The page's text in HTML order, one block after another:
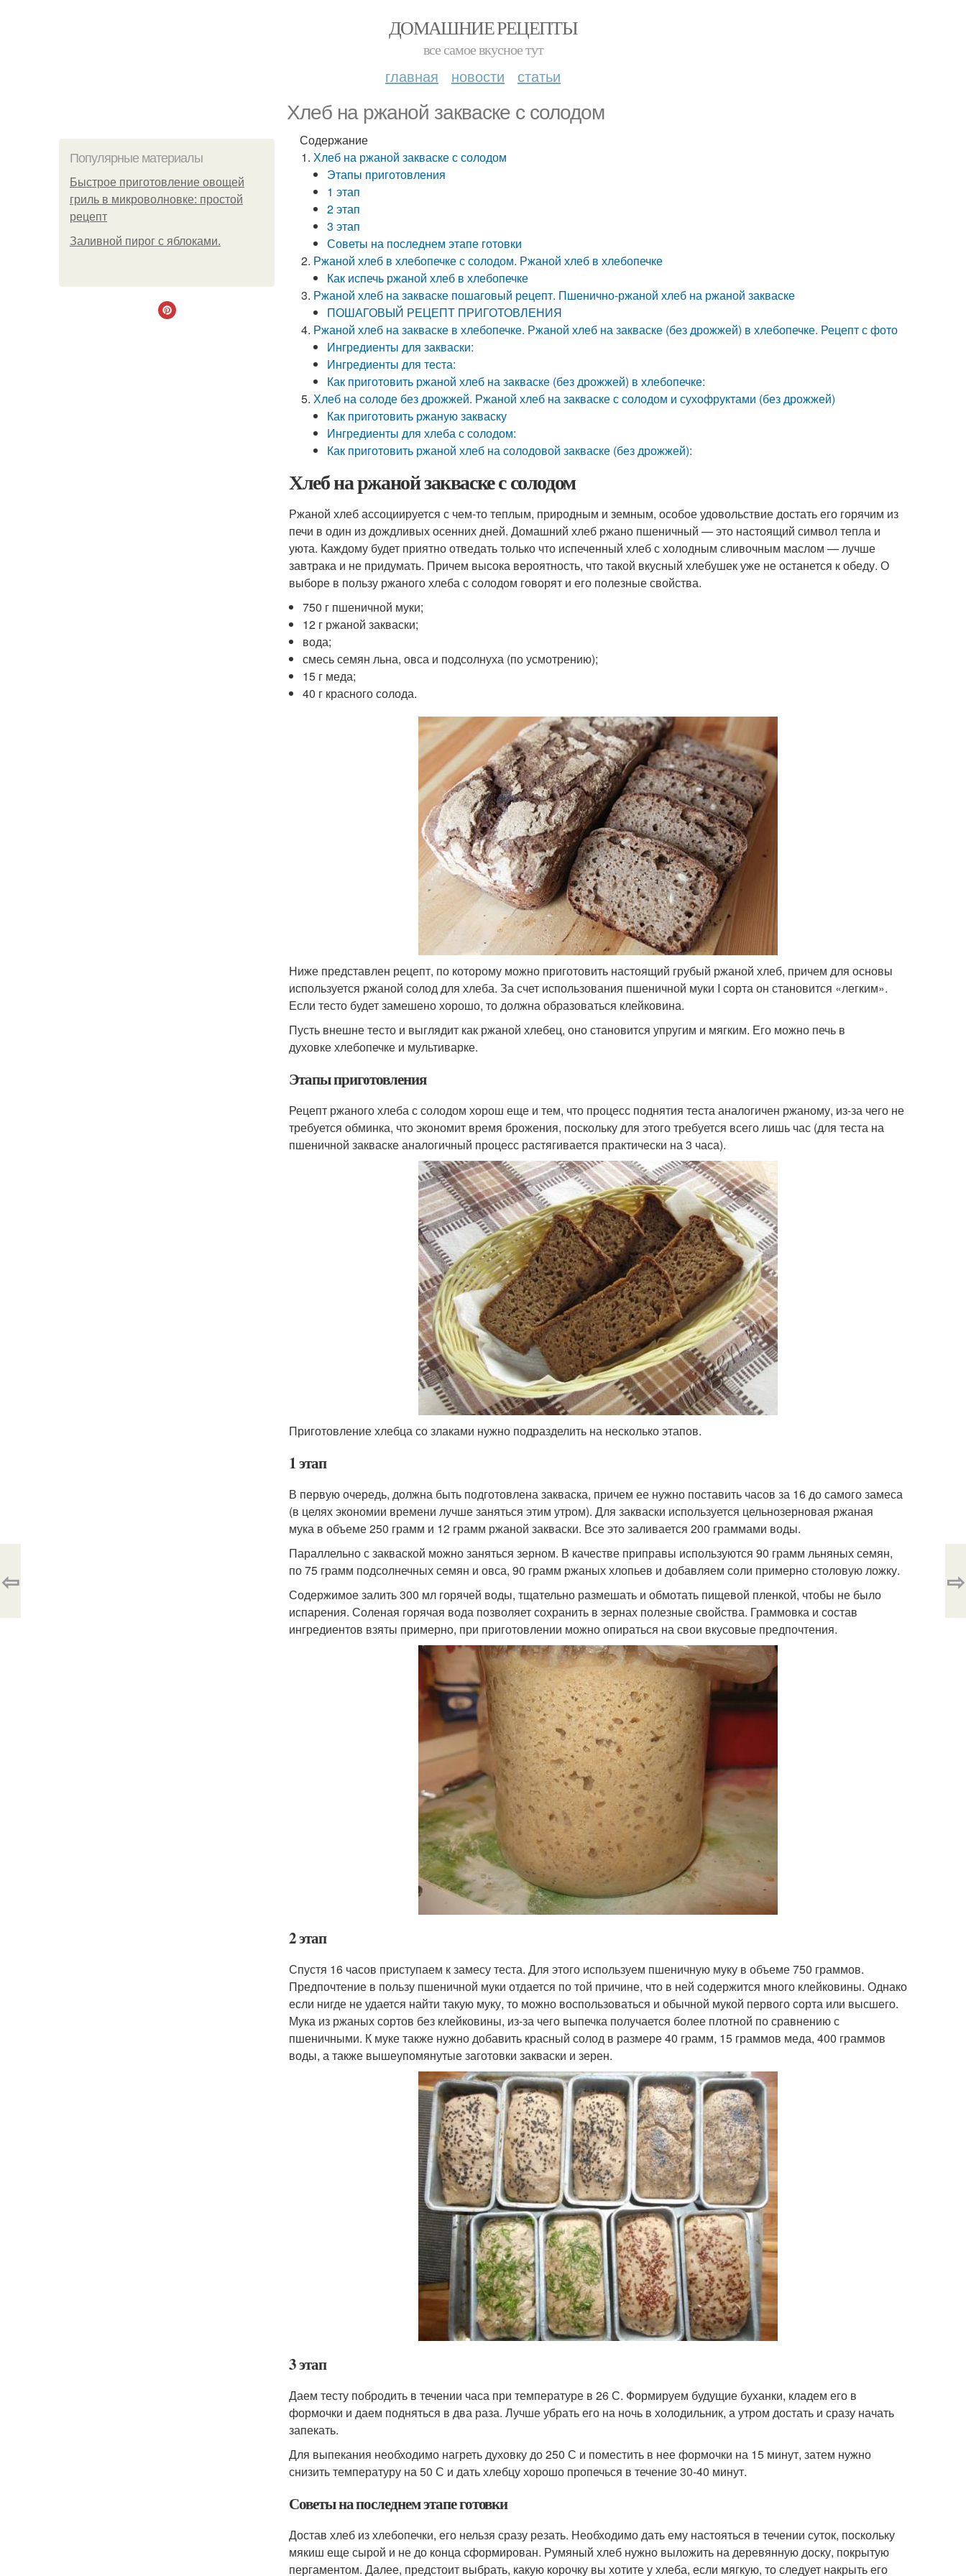
ДОМАШНИЕ РЕЦЕПТЫ
все самое вкусное тут
главная новости статьи
Хлеб на ржаной закваске с солодом
Популярные материалы
Быстрое приготовление овощей
гриль в микроволновке: простой
рецепт
Заливной пирог с яблоками.
Содержание
Хлеб на ржаной закваске с солодом
Этапы приготовления
1 этап
2 этап
3 этап
Советы на последнем этапе готовки
Ржаной хлеб в хлебопечке с солодом. Ржаной хлеб в хлебопечке
Как испечь ржаной хлеб в хлебопечке
Ржаной хлеб на закваске пошаговый рецепт. Пшенично-ржаной хлеб на ржаной закваске
ПОШАГОВЫЙ РЕЦЕПТ ПРИГОТОВЛЕНИЯ
Ржаной хлеб на закваске в хлебопечке. Ржаной хлеб на закваске (без дрожжей) в хлебопечке. Рецепт с фото
Ингредиенты для закваски:
Ингредиенты для теста:
Как приготовить ржаной хлеб на закваске (без дрожжей) в хлебопечке:
Хлеб на солоде без дрожжей. Ржаной хлеб на закваске с солодом и сухофруктами (без дрожжей)
Как приготовить ржаную закваску
Ингредиенты для хлеба с солодом:
Как приготовить ржаной хлеб на солодовой закваске (без дрожжей):
Хлеб на ржаной закваске с солодом
Ржаной хлеб ассоциируется с чем-то теплым, природным и земным, особое удовольствие достать его горячим из
печи в один из дождливых осенних дней. Домашний хлеб ржано пшеничный — это настоящий символ тепла и
уюта. Каждому будет приятно отведать только что испеченный хлеб с холодным сливочным маслом — лучше
завтрака и не придумать. Причем высока вероятность, что такой вкусный хлебушек уже не останется к обеду. О
выборе в пользу ржаного хлеба с солодом говорят и его полезные свойства.
750 г пшеничной муки;
12 г ржаной закваски;
вода;
смесь семян льна, овса и подсолнуха (по усмотрению);
15 г меда;
40 г красного солода.
Ниже представлен рецепт, по которому можно приготовить настоящий грубый ржаной хлеб, причем для основы
используется ржаной солод для хлеба. За счет использования пшеничной муки I сорта он становится «легким».
Если тесто будет замешено хорошо, то должна образоваться клейковина.
Пусть внешне тесто и выглядит как ржаной хлебец, оно становится упругим и мягким. Его можно печь в
духовке хлебопечке и мультиварке.
Этапы приготовления
Рецепт ржаного хлеба с солодом хорош еще и тем, что процесс поднятия теста аналогичен ржаному, из-за чего не
требуется обминка, что экономит время брожения, поскольку для этого требуется всего лишь час (для теста на
пшеничной закваске аналогичный процесс растягивается практически на 3 часа).
Приготовление хлебца со злаками нужно подразделить на несколько этапов.
1 этап
В первую очередь, должна быть подготовлена закваска, причем ее нужно поставить часов за 16 до самого замеса
(в целях экономии времени лучше заняться этим утром). Для закваски используется цельнозерновая ржаная
мука в объеме 250 грамм и 12 грамм ржаной закваски. Все это заливается 200 граммами воды.
Параллельно с закваской можно заняться зерном. В качестве приправы используются 90 грамм льняных семян,
по 75 грамм подсолнечных семян и овса, 90 грамм ржаных хлопьев и добавляем соли примерно столовую ложку.
Содержимое залить 300 мл горячей воды, тщательно размешать и обмотать пищевой пленкой, чтобы не было
испарения. Соленая горячая вода позволяет сохранить в зернах полезные свойства. Граммовка и состав
ингредиентов взяты примерно, при приготовлении можно опираться на свои вкусовые предпочтения.
2 этап
Спустя 16 часов приступаем к замесу теста. Для этого используем пшеничную муку в объеме 750 граммов.
Предпочтение в пользу пшеничной муки отдается по той причине, что в ней содержится много клейковины. Однако
если нигде не удается найти такую муку, то можно воспользоваться и обычной мукой первого сорта или высшего.
Мука из ржаных сортов без клейковины, из-за чего выпечка получается более плотной по сравнению с
пшеничными. К муке также нужно добавить красный солод в размере 40 грамм, 15 граммов меда, 400 граммов
воды, а также вышеупомянутые заготовки закваски и зерен.
3 этап
Даем тесту побродить в течении часа при температуре в 26 С. Формируем будущие буханки, кладем его в
формочки и даем подняться в два раза. Лучше убрать его на ночь в холодильник, а утром достать и сразу начать
запекать.
Для выпекания необходимо нагреть духовку до 250 С и поместить в нее формочки на 15 минут, затем нужно
снизить температуру на 50 С и дать хлебцу хорошо пропечься в течение 30-40 минут.
Советы на последнем этапе готовки
Достав хлеб из хлебопечки, его нельзя сразу резать. Необходимо дать ему настояться в течении суток, поскольку
мякиш еще сырой и не до конца сформирован. Румяный хлеб нужно выложить на деревянную доску, покрытую
пергаментом. Далее, предстоит выбрать, какую корочку вы хотите у хлеба, если мягкую, то следует накрыть его
⇦ ⇨